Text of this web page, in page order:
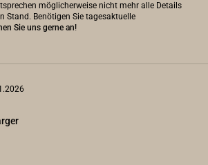
möglicherweise nicht mehr alle Details
Stand. Benötigen Sie tagesaktuelle
Sie uns gerne an!